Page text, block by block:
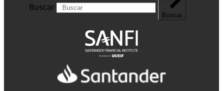
Buscar
Buscar